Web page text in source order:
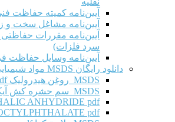
آیین‌نامه کمیته حفاظت
آیین‌نامه مشاغل سخت و
آیین‌نامه مقررات
سرد فلزات)
آیین‌نامه وسایل حفاظت
دانلود رایگان MSDS مواد شیمیایی
MSDS روغن هیدرولیک pdf
MSDS سم حشره کش آیکون pdf
ANHYDRIDE pdf
pdf